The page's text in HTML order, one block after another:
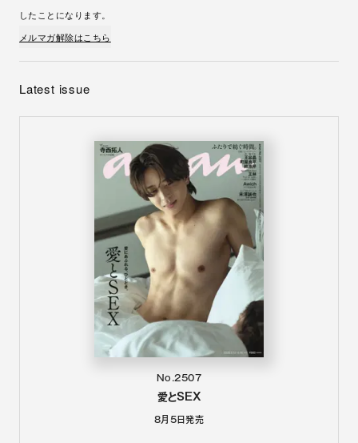
したことになります。
メルマガ解除はこちら
Latest issue
No.2507
愛とSEX
8月5日発売